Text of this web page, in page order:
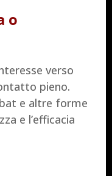
o
verso
pieno.
e altre forme
e l’efficacia